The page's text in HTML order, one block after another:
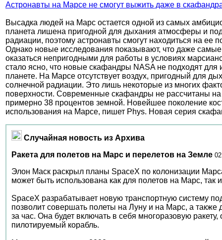
Астронавты на Марсе не смогут выжить даже в
Высадка людей на Марс остается одной из самых
планета лишена пригодной для дыхания атмосферы и
радиации, поэтому астронавты смогут находиться на ее
Однако новые исследования показывают, что даже
оказаться непригодными для работы в условиях
стало ясно, что новые скафандры NASA не подходят для
планете. На Марсе отсутствует воздух, пригодный для
солнечной радиации. Это лишь некоторые из многих
поверхности. Современные скафандры не рассчитаны
примерно 38 процентов земной. Новейшее поколение
использования на Марсе, пишет Phys. Новая серия
Случайная новость из Архива
Ракета для полетов на Марс и перелетов на Земле
Элон Маск раскрыл планы SpaceX по колонизации
может быть использована как для полетов на Марс, так
SpaceX разрабатывает новую транспортную систему
позволит совершать полеты на Луну и на Марс, а
за час. Она будет включать в себя многоразовую
пилотируемый корабль.